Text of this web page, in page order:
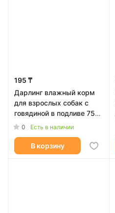
195 ₸
Дарлинг влажный корм
для взрослых собак с
говядиной в подливе 75
гр 0 Есть в наличии
В корзину